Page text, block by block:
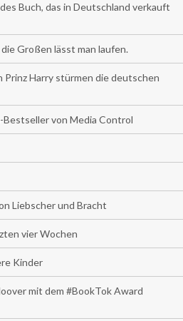
Buch, das in Deutschland verkauft
Großen lässt man laufen.
Harry stürmen die deutschen
von Media Control
Liebscher und Bracht
vier Wochen
Kinder
mit dem #BookTok Award